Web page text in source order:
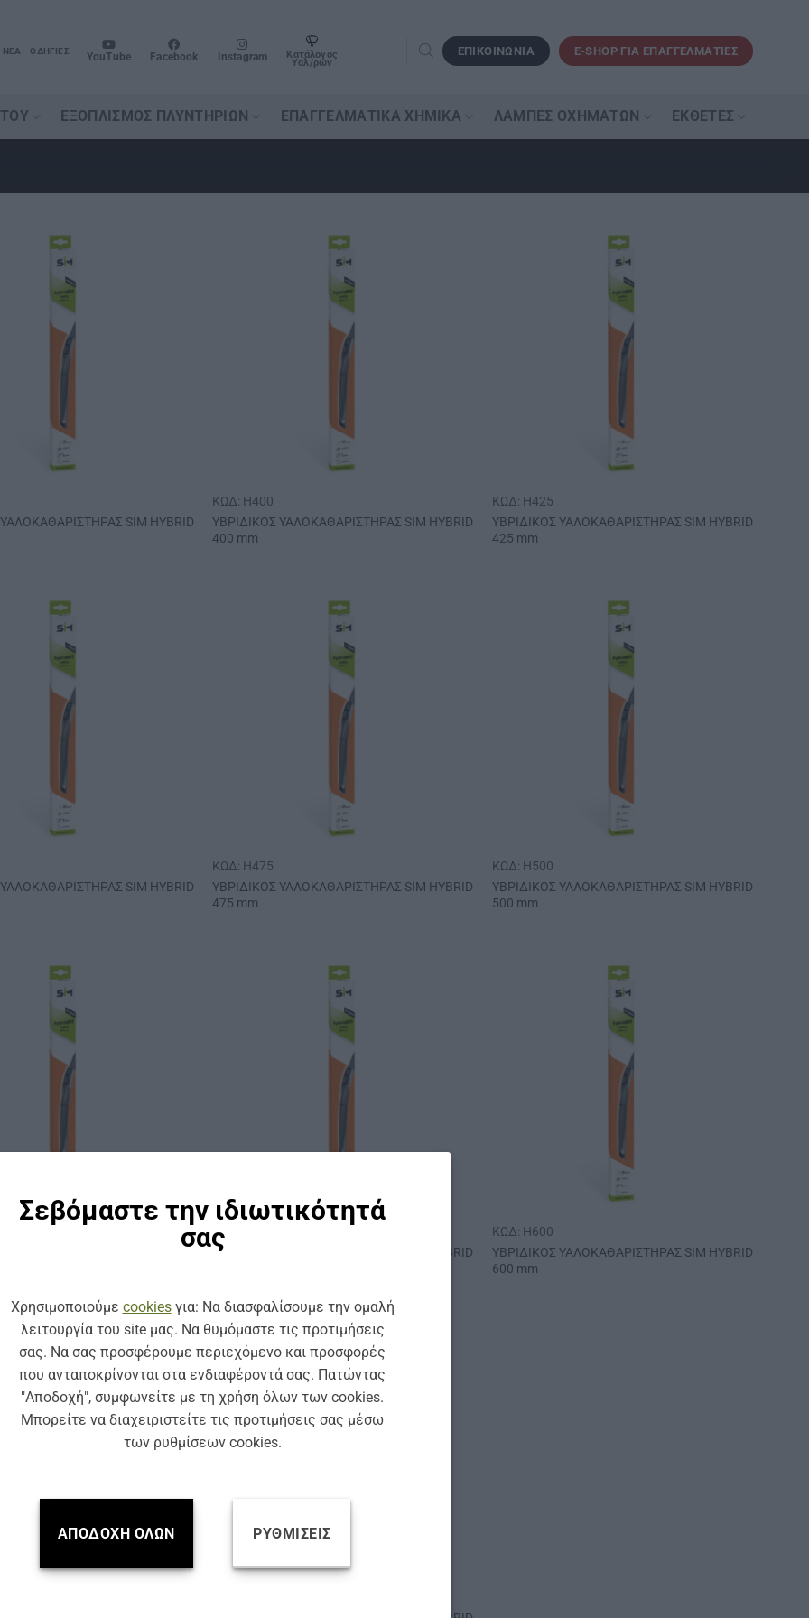
Σεβόμαστε την ιδιωτικότητά
σας
Χρησιμοποιούμε cookiesγια: Να διασφαλίσουμε την ομαλή
λειτουργία του site μας. Να θυμόμαστε τις προτιμήσεις
σας. Να σας προσφέρουμε περιεχόμενο και προσφορές
που ανταποκρίνονται στα ενδιαφέροντά σας. Πατώντας
"Αποδοχή", συμφωνείτε με τη χρήση όλων των cookies.
Μπορείτε να διαχειριστείτε τις προτιμήσεις σας μέσω
των ρυθμίσεων cookies.
ΑΠΟΔΟΧΉ ΌΛΩΝ ΡΥΘΜΊΣΕΙΣ
ΝΈΑ ΟΔΗΓΊΕΣ YouTube Facebook Instagram Κατάλογος
Υαλ/ρων
ΕΠΙΚΟΙΝΩΝΙΑ E-SHOP ΓΙΑ ΕΠΑΓΓΕΛΜΑΤΙΕΣ
ΕΞΟΠΛΙΣΜΌΣ ΠΛΥΝΤΗΡΊΩΝ ΕΠΑΓΓΕΛΜΑΤΙΚΆ ΧΗΜΙΚΆ ΛΆΜΠΕΣ ΟΧΗΜΆΤΩΝ ΕΚΘΈΤΕΣ
SIM HYBRID
ΚΩΔ: H400
ΥΒΡΙΔΙΚΟΣ ΥΑΛΟΚΑΘΑΡΙΣΤΗΡΑΣ SIM HYBRID
400 mm
ΚΩΔ: H425
ΥΒΡΙΔΙΚΟΣ ΥΑΛΟΚΑΘΑΡΙΣΤΗΡΑΣ SIM HYBRID
425 mm
SIM HYBRID
ΚΩΔ: H475
ΥΒΡΙΔΙΚΟΣ ΥΑΛΟΚΑΘΑΡΙΣΤΗΡΑΣ SIM HYBRID
475 mm
ΚΩΔ: H500
ΥΒΡΙΔΙΚΟΣ ΥΑΛΟΚΑΘΑΡΙΣΤΗΡΑΣ SIM HYBRID
500 mm
SIM HYBRID
ΚΩΔ: H550
ΥΒΡΙΔΙΚΟΣ ΥΑΛΟΚΑΘΑΡΙΣΤΗΡΑΣ SIM HYBRID
ΚΩΔ: H600
ΥΒΡΙΔΙΚΟΣ ΥΑΛΟΚΑΘΑΡΙΣΤΗΡΑΣ SIM HYBRID
600 mm